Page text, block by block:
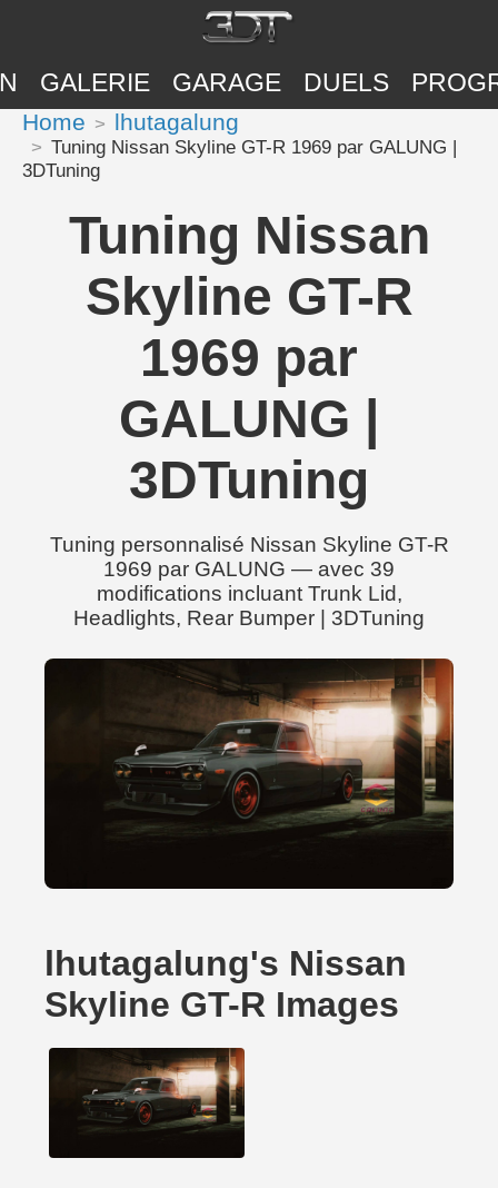
GALERIE GARAGE DUELS
Home lhutagalung
Tuning Nissan Skyline GT-R 1969 par GALUNG |
3DTuning
Tuning Nissan
Skyline GT-R
1969 par
GALUNG |
3DTuning
Tuning personnalisé Nissan Skyline GT-R
1969 par GALUNG — avec 39
modifications incluant Trunk Lid,
Headlights, Rear Bumper | 3DTuning
lhutagalung's Nissan
Skyline GT-R Images